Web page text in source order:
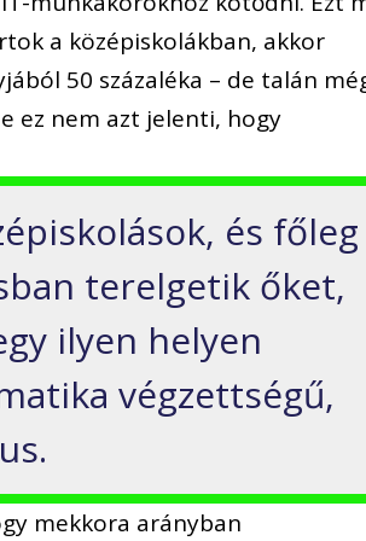
a középiskolákban, akkor
50 százaléka – de talán
ez nem azt jelenti, hogy
és főleg
terelgetik őket,
ilyen helyen
végzettségű,
mekkora arányban